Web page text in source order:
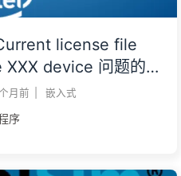
license file
device 问题的
月前 嵌入式
序